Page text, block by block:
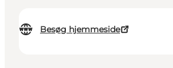
Besøg hjemmeside